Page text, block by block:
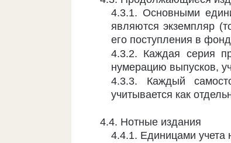
4.3.1. Основными
явля­ются экземпляр
его по­ступления в
4.3.2. Каждая серия
нуме­рацию выпусков,
4.3.3. Каждый
учитыва­ется как
4.4. Нотные издания
4.4.1. Единицами учета